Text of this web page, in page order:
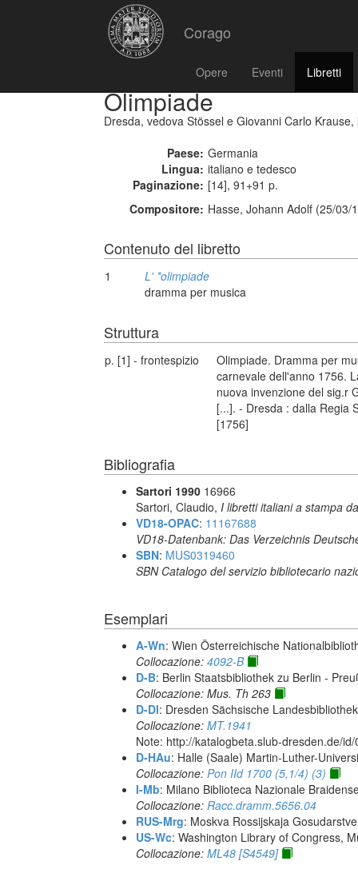
Corago
Opere Eventi Libretti
Olimpiade
Dresda, vedova Stössel e Giovanni Carlo Krause,
Paese: Germania
Lingua: italiano e tedesco
Paginazione: [14], 91+91 p.
Compositore: Hasse, Johann Adolf (25/03/
Contenuto del libretto
1
L' *olimpiade
dramma per musica
Struttura
p. [1] - frontespizio
Olimpiade. Dramma per
carnevale dell'anno 1756.
nuova invenzione del sig.r
[...]. - Dresda : dalla Regia
[1756]
Bibliografia
Sartori 1990 16966
Sartori, Claudio, I libretti italiani a stampa
VD18-OPAC: 11167688
VD18-Datenbank: Das Verzeichnis
SBN: MUS0319460
SBN Catalogo del servizio bibliotecario
Esemplari
A-Wn: Wien Österreichische
Collocazione: 4092-B
D-B: Berlin Staatsbibliothek zu Berlin -
Collocazione: Mus. Th 263
D-Dl: Dresden Sächsische
Collocazione: MT.1941
Note: http://katalogbeta.slub-dresden.de/
D-HAu: Halle (Saale) Martin-Luther-
Collocazione: Pon IId 1700 (5,1/4) (3)
I-Mb: Milano Biblioteca Nazionale
Collocazione: Racc.dramm.5656.04
RUS-Mrg: Moskva Rossijskaja
US-Wc: Washington Library of Congress,
Collocazione: ML48 [S4549]